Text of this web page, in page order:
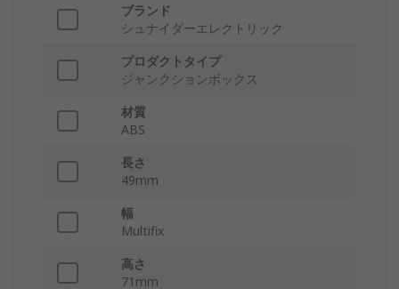
ブランド
シュナイダーエレクトリック
プロダクトタイプ
ジャンクションボックス
材質
ABS
長さ
49mm
幅
Multifix
高さ
71mm